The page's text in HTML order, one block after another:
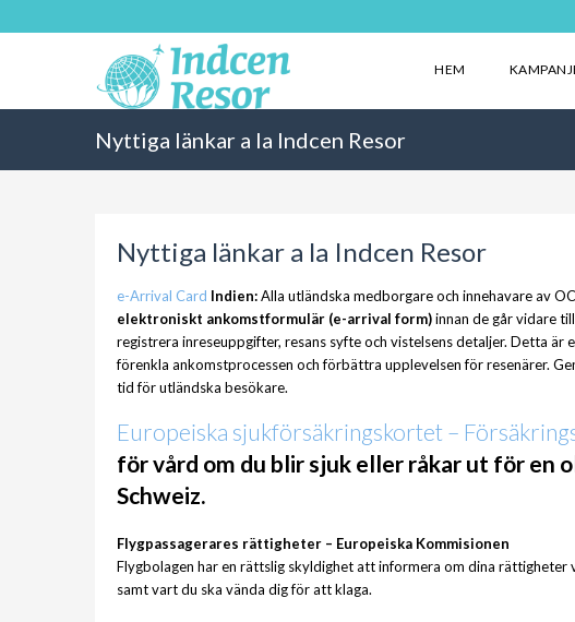
HEM
Nyttiga länkar a la Indcen Resor
Nyttiga länkar a la Indcen Resor
e-Arrival Card Indien:Alla utländska medborgare och innehavare av
elektroniskt ankomstformulär (e-arrival form)innan de går vidare
registrera inreseuppgifter, resans syfte och vistelsens detaljer. Detta är
förenkla ankomstprocessen och förbättra upplevelsen för resenärer.
tid för utländska besökare.
Europeiska sjukförsäkringskortet –
för vård om du blir sjuk eller råkar ut för en
Schweiz.
Flygpassagerares rättigheter – Europeiska Kommisionen
Flygbolagen har en rättslig skyldighet att informera om dina
samt vart du ska vända dig för att klaga.